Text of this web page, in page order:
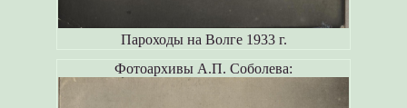
Пароходы на Волге 1933 г.
Фотоархивы А.П. Соболева: